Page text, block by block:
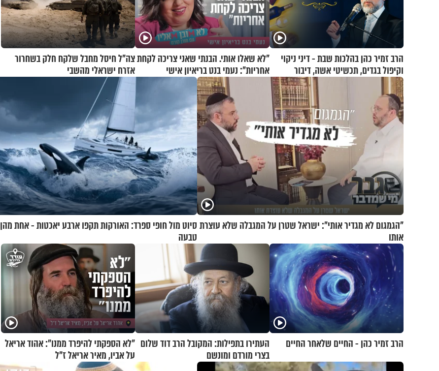
הרב זמיר כהן בהלכות שבת - דיני ניקוי
וקיפול בגדים, תכשיטי אשה, דיבור
בחפצים ועוד
"לא שאלו אותי. הבנתי שאני צריכה לקחת
אחריות": נעמי בנט בריאיון אישי
צה"ל חיסל מחבל שלקח חלק בשחרור
אזרח ישראלי מהשבי
"הגמגום לא מגדיר אותי": ישראל שטרן על המגבלה שלא עוצרת
אותו
סיוט מול חופי ספרד: האורקות תקפו ארבע יאכטות - אחת מהן
טבעה
הרב זמיר כהן - החיים שלאחר החיים
העתירו בתפילות: המקובל הרב דוד שלום
בצרי מורדם ומונשם
"לא הספקתי להיפרד ממנו": אהוד אריאל
על אביו, מאיר אריאל ז"ל